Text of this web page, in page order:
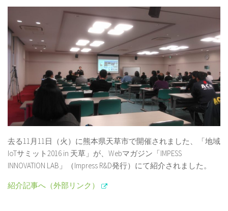
去る11月11日（火）に熊本県天草市で開催されました、「地域
IoTサミット2016 in 天草」が、Webマガジン「IMPESS
INNOVATION LAB」（Impress R&D発行）にて紹介されました。
紹介記事へ（外部リンク）